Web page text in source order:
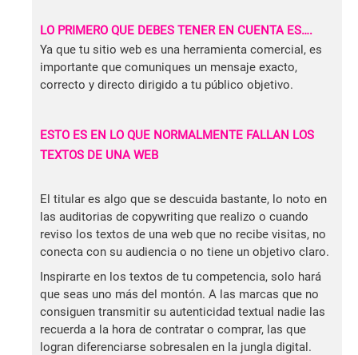
LO PRIMERO QUE DEBES TENER EN CUENTA ES….
Ya que tu sitio web es una herramienta comercial, es
importante que comuniques un mensaje exacto,
correcto y directo dirigido a tu público objetivo.
ESTO ES EN LO QUE NORMALMENTE FALLAN LOS
TEXTOS DE UNA WEB
El titular es algo que se descuida bastante, lo noto en
las auditorias de copywriting que realizo o cuando
reviso los textos de una web que no recibe visitas, no
conecta con su audiencia o no tiene un objetivo claro.
Inspirarte en los textos de tu competencia, solo hará
que seas uno más del montón. A las marcas que no
consiguen transmitir su autenticidad textual nadie las
recuerda a la hora de contratar o comprar, las que
logran diferenciarse sobresalen en la jungla digital.